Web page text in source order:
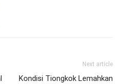
Next article
Kondisi Tiongkok Lemahkan